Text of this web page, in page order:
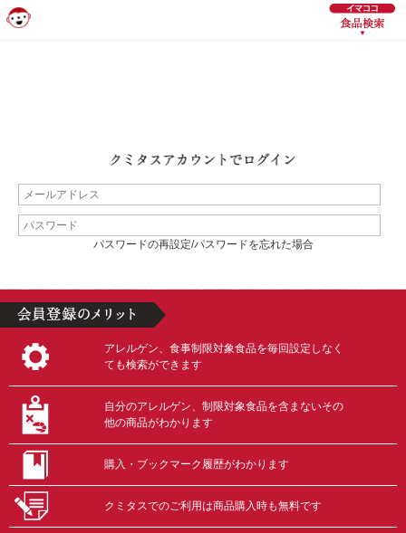
パスワードの再設定/パスワードを忘れた場合
アレルゲン、食事制限対象食品を毎回設定しなく
ても検索ができます
自分のアレルゲン、制限対象食品を含まないその
他の商品がわかります
購入・ブックマーク履歴がわかります
クミタスでのご利用は商品購入時も無料です